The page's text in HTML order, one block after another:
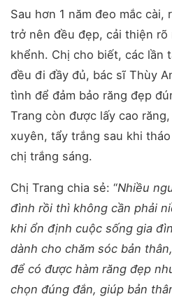
Sau hơn 1 năm đeo mắc cài,
trở nên đều đẹp, cải thiện rõ
khểnh. Chị cho biết, các lần
đều đi đầy đủ, bác sĩ Thùy
tình để đảm bảo răng đẹp
Trang còn được lấy cao
xuyên, tẩy trắng sau khi
chị trắng sáng.
Chị Trang chia sẻ: “Nhiều
đình rồi thì không cần phải
khi ổn định cuộc sống gia
dành cho chăm sóc bản
để có được hàm răng đẹp
chọn đúng đắn, giúp bản